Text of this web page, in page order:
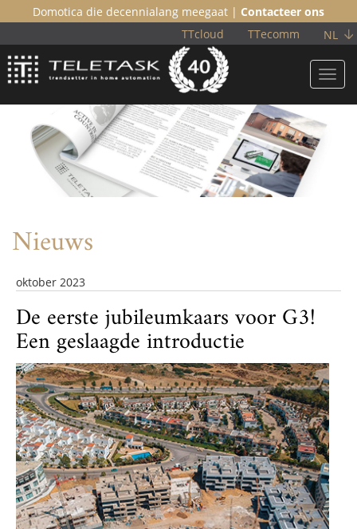
Domotica die decennialang meegaat | Contacteer ons
NL
TTecomm
TTcloud
Nieuws
oktober 2023
De eerste jubileumkaars voor G3!
Een geslaagde introductie